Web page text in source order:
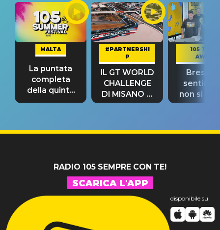
MALTA
La puntata
completa
della quinta
tappa
#PARTNERSHI
P
IL GT WORLD
CHALLENGE
DI MISANO si
riconferma
105 TAKE
AWAY
Bresh:
non si
fino alla
RADIO 105 SEMPRE CON TE!
SCARICA L'APP
disponibile su